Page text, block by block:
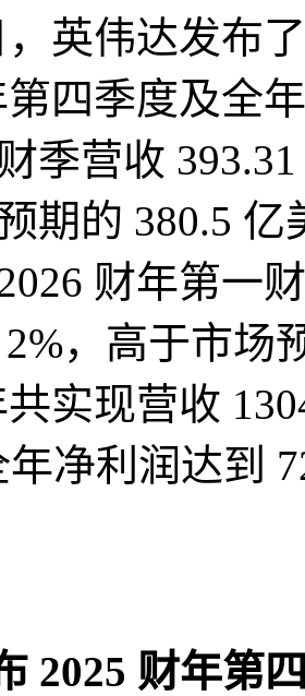
英伟达发布
第四季度及全
季营收
期的 380.5
财年第一
2%，高于市场
共实现营收
年净利润达到
2025 财年第